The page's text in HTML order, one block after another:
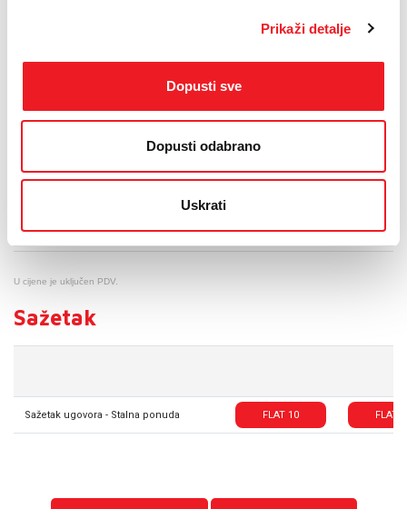
Prikaži detalje
Dopusti sve
Dopusti odabrano
Uskrati
najam
Priključna pristojba
1,17
50% pretplate odabranog paketa uz ugovor na
U cijene je uključen PDV.
Sažetak
Sažetak ugovora - Stalna ponuda FLAT 10 FLAT